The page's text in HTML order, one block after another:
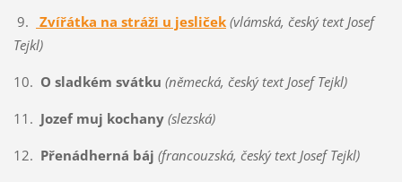
9. Zvířátka na stráži u jesliček (vlámská, český text Josef
Tejkl)
10. O sladkém svátku (německá, český text Josef Tejkl)
11. Jozef muj kochany (slezská)
12. Přenádherná báj (francouzská, český text Josef Tejkl)